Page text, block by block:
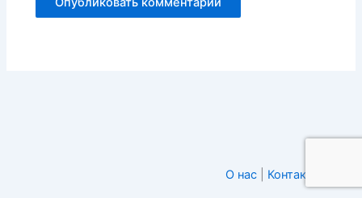
О нас Контакты